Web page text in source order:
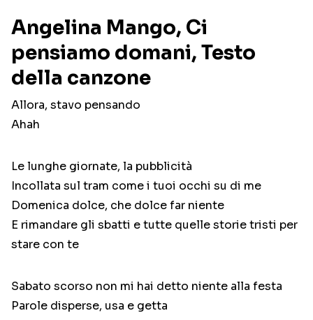
Angelina Mango, Ci
pensiamo domani, Testo
della canzone
Allora, stavo pensando
Ahah
Le lunghe giornate, la pubblicità
Incollata sul tram come i tuoi occhi su di me
Domenica dolce, che dolce far niente
E rimandare gli sbatti e tutte quelle storie tristi per
stare con te
Sabato scorso non mi hai detto niente alla festa
Parole disperse, usa e getta